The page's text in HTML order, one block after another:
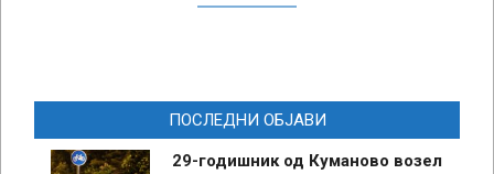
ПОСЛЕДНИ ОБЈАВИ
29-годишник од Куманово возел